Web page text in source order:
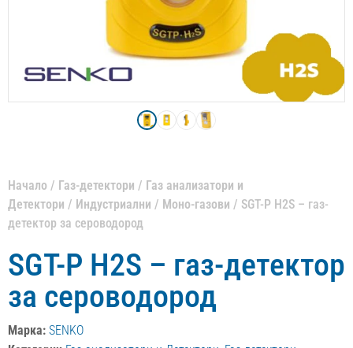
Начало / Газ-детектори / Газ анализатори и
Детектори / Индустриални / Моно-газови / SGT-P H2S – газ-
детектор за сероводород
SGT-P H2S – газ-детектор
за сероводород
Марка: SENKO